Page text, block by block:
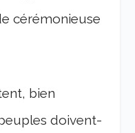
cérémonieuse
bien
doivent-